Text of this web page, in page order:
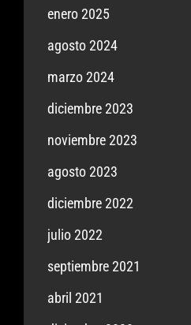
enero 2025
agosto 2024
marzo 2024
diciembre 2023
noviembre 2023
agosto 2023
diciembre 2022
julio 2022
septiembre 2021
abril 2021